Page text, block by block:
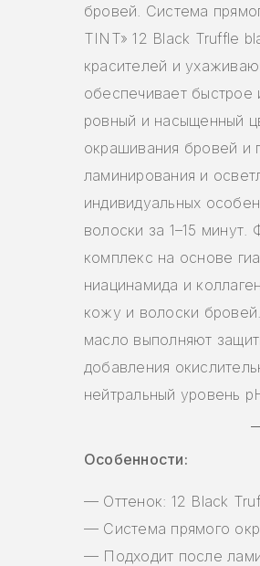
бровей. Система
TINT» 12 Black Truffle
красителей и
обеспечивает быстрое
ровный и насыщенный
окрашивания бровей и
ламинирования и
индивидуальных
волоски за 1–15
комплекс на основе
ниацинамида и
кожу и волоски
масло выполняют
добавления
нейтральный уровень
Особенности:
— Оттенок: 12 Black
— Система прямого
— Подходит после